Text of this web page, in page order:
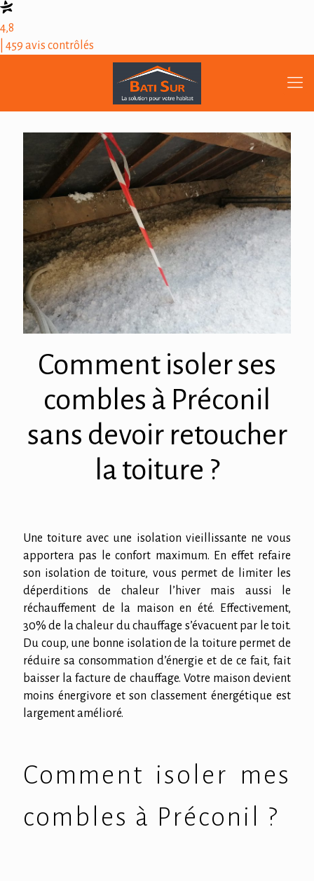
4,8
| 459 avis contrôlés
Comment isoler ses
combles à Préconil
sans devoir retoucher
la toiture ?
Une toiture avec une isolation vieillissante ne vous
apportera pas le confort maximum. En effet refaire
son isolation de toiture, vous permet de limiter les
déperditions de chaleur l’hiver mais aussi le
réchauffement de la maison en été. Effectivement,
30% de la chaleur du chauffage s’évacuent par le toit.
Du coup, une bonne isolation de la toiture permet de
réduire sa consommation d’énergie et de ce fait, fait
baisser la facture de chauffage. Votre maison devient
moins énergivore et son classement énergétique est
largement amélioré.
Comment isoler mes
combles à Préconil ?